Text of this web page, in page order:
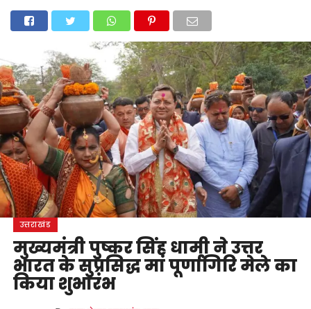
उत्तरकाशीउधम सिंह नगर चंपावतचमोलीटिहरी गढ़वाल
देहरादून
नैनीतालपिथौरागढ़ पौड़ी गढ़वालबागेश्वररुद्रप्रयागहरिद्वारदेशदुनिया
मनोरंजन
उत्तराखंड
मुख्यमंत्री पुष्कर सिंह धामी ने उत्तर
भारत के सुप्रसिद्ध मां पूर्णागिरि मेले का
किया शुभारंभ